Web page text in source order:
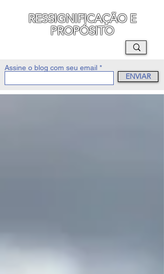
RESSIGNIFICAÇÃO E
PROPÓSITO
Assine o blog com seu email
ENVIAR